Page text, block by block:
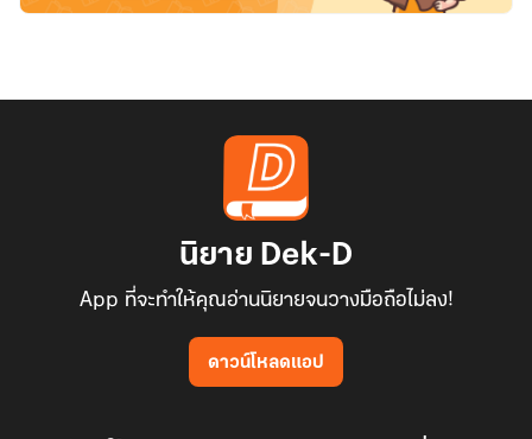
นิยาย Dek-D
App ที่จะทำให้คุณอ่านนิยายจนวางมือถือไม่ลง!
ดาวน์โหลดแอป